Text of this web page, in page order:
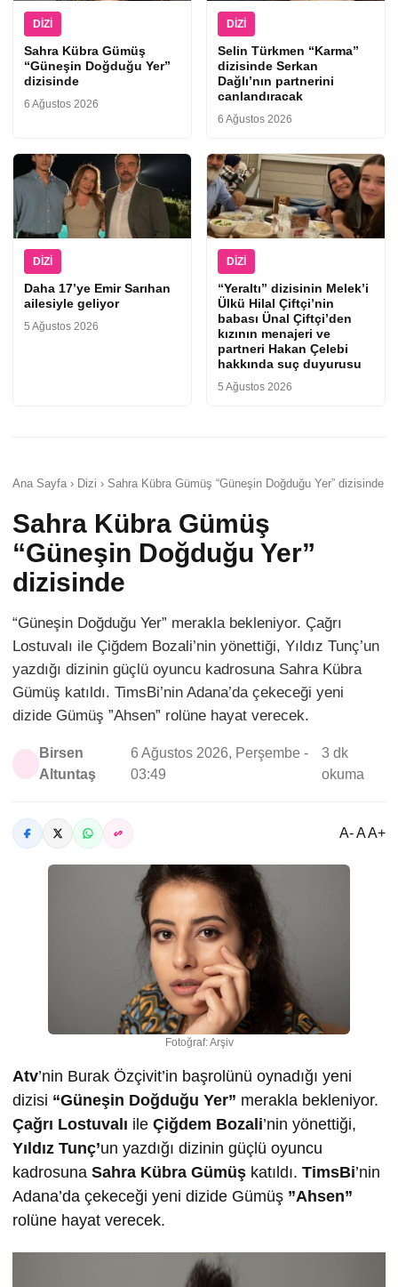
DIZI
Sahra Kübra Gümüş
“Güneşin Doğduğu Yer”
dizisinde
6 Ağustos 2026
DIZI
Selin Türkmen “Karma”
dizisinde Serkan
Dağlı’nın partnerini
canlandıracak
6 Ağustos 2026
DIZI
Daha 17’ye Emir Sarıhan
ailesiyle geliyor
5 Ağustos 2026
DIZI
“Yeraltı” dizisinin Melek’i
Ülkü Hilal Çiftçi’nin
babası Ünal Çiftçi’den
kızının menajeri ve
partneri Hakan Çelebi
hakkında suç duyurusu
5 Ağustos 2026
Ana Sayfa › Dizi › Sahra Kübra Gümüş “Güneşin Doğduğu Yer” dizisinde
Sahra Kübra Gümüş
“Güneşin Doğduğu Yer”
dizisinde
“Güneşin Doğduğu Yer” merakla bekleniyor. Çağrı
Lostuvalı ile Çiğdem Bozali’nin yönettiği, Yıldız Tunç’un
yazdığı dizinin güçlü oyuncu kadrosuna Sahra Kübra
Gümüş katıldı. TimsBi’nin Adana’da çekeceği yeni
dizide Gümüş ”Ahsen” rolüne hayat verecek.
Birsen
Altuntaş
6 Ağustos 2026, Perşembe -
03:49
3 dk
okuma
A- A A+
Fotoğraf: Arşiv
Atv’nin Burak Özçivit’in başrolünü oynadığı yeni
dizisi “Güneşin Doğduğu Yer” merakla bekleniyor.
Çağrı Lostuvalı ile Çiğdem Bozali’nin yönettiği,
Yıldız Tunç’un yazdığı dizinin güçlü oyuncu
kadrosuna Sahra Kübra Gümüş katıldı. TimsBi’nin
Adana’da çekeceği yeni dizide Gümüş ”Ahsen”
rolüne hayat verecek.